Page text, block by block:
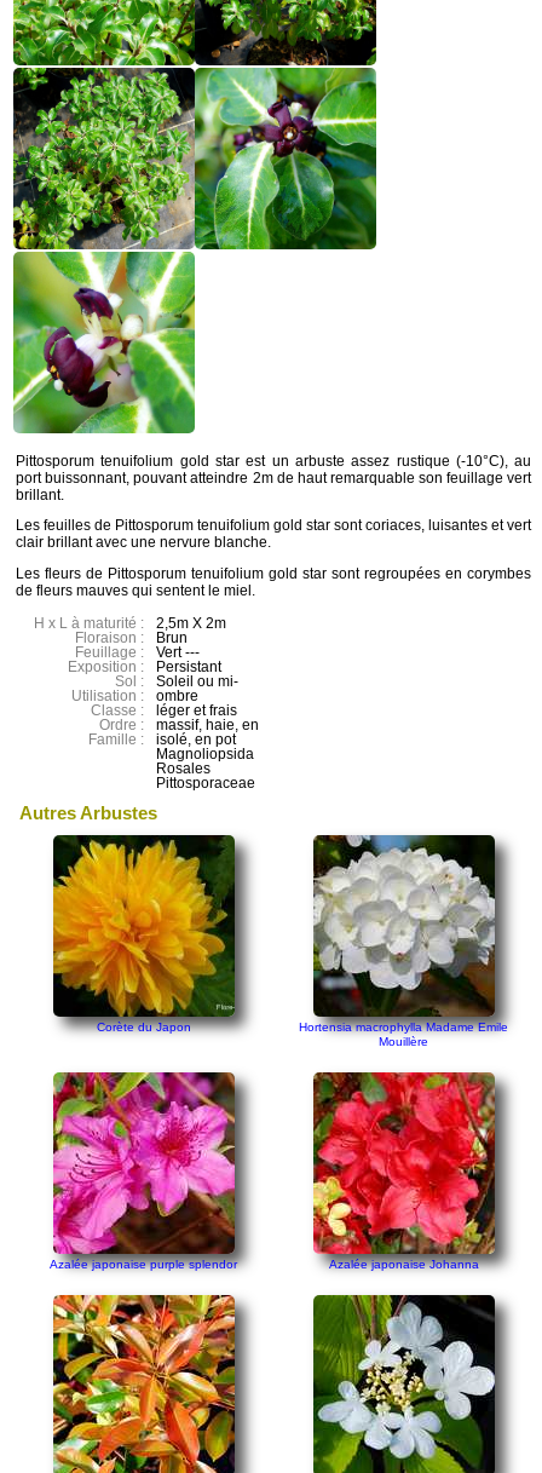
Pittosporum tenuifolium gold star est un arbuste assez rustique (-10°C), au
port buissonnant, pouvant atteindre 2m de haut remarquable son feuillage vert
brillant.
Les feuilles de Pittosporum tenuifolium gold star sont coriaces, luisantes et vert
clair brillant avec une nervure blanche.
Les fleurs de Pittosporum tenuifolium gold star sont regroupées en corymbes
de fleurs mauves qui sentent le miel.
H x L à maturité :
Floraison :
Feuillage :
Exposition :
Sol :
Utilisation :
Classe :
Ordre :
Famille :
2,5m X 2m
Brun
Vert ---
Persistant
Soleil ou mi-
ombre
léger et frais
massif, haie, en
isolé, en pot
Magnoliopsida
Rosales
Pittosporaceae
Autres Arbustes
Corète du Japon
Hortensia macrophylla Madame Emile
Mouillère
Azalée japonaise purple splendor Azalée japonaise Johanna